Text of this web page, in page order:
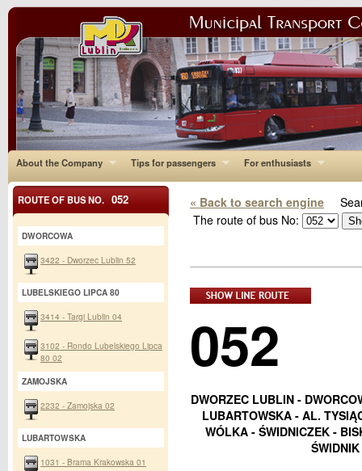
About the Company Tips for passengers For enthusiasts
« Back to search engine
The route of bus No:
052
DWORZEC LUBLIN -
LUBARTOWSKA - AL.
WÓLKA - ŚWIDNICZEK -
ROUTE OF BUS NO. 052
DWORCOWA
3422 - Dworzec Lublin 52
LUBELSKIEGO LIPCA 80
3414 - Targi Lublin 04
3102 - Rondo Lubelskiego Lipca
80 02
ZAMOJSKA
2232 - Zamojska 02
LUBARTOWSKA
1031 - Brama Krakowska 01